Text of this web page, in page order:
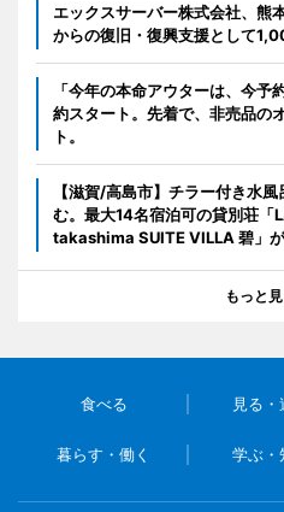
エックスサーバー株式会社、熊
からの復旧・復興支援として
「今年の本命アウターは、今
約スタート。先着で、非売品の
ト。
【滋賀/高島市】チラー付き水
む。最大14名宿泊可の貸別荘「
takashima SUITE VILLA 碧」
もっと
食べる 見る・
暮らす・働く 学ぶ・